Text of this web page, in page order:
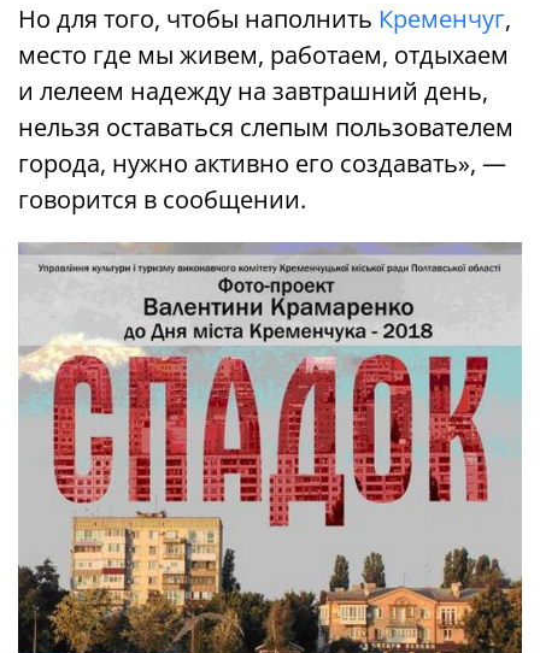
Но для того, чтобы наполнить Кременчуг,
место где мы живем, работаем, отдыхаем
и лелеем надежду на завтрашний день,
нельзя оставаться слепым пользователем
города, нужно активно его создавать», —
говорится в сообщении.